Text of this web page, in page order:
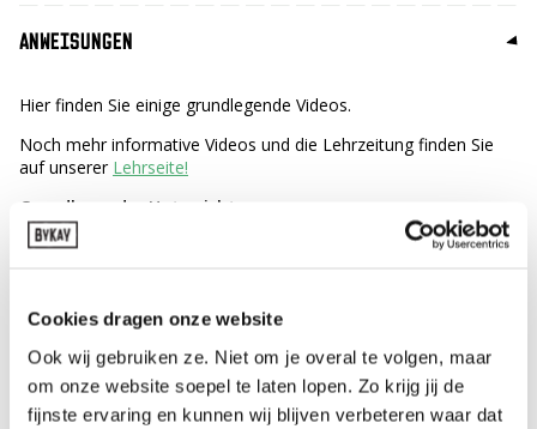
Cookies dragen onze website
Ook wij gebruiken ze. Niet om je overal te volgen, maar
om onze website soepel te laten lopen. Zo krijg jij de
fijnste ervaring en kunnen wij blijven verbeteren waar dat
ANWEISUNGEN
Hier finden Sie einige grundlegende Videos.
Noch mehr informative Videos und die Lehrzeitung finden Sie
auf unserer Lehrseite!
Grundlegender Unterricht